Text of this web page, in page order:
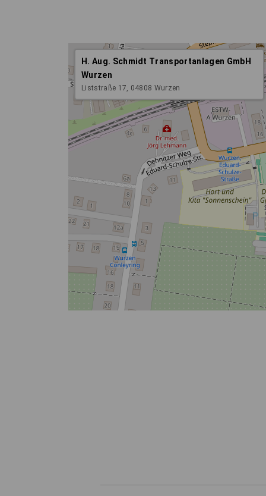
H. Aug. Schmidt Transportanlagen GmbH
Wurzen
Liststraße 17, 04808 Wurzen